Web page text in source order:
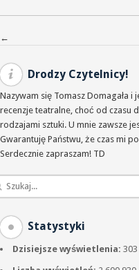
Nawigacja po wpisach
←
Drodzy Czytelnicy!
Nazywam się Tomasz Domagała i
recenzje teatralne, choć od czasu
rodzajami sztuki. U mnie zawsze
Gwarantuję Państwu, że czas mi
Serdecznie zapraszam! TD
Statystyki
Dzisiejsze wyświetlenia: 303